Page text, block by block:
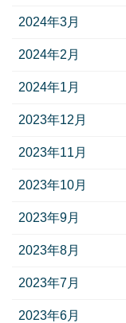
2024年3月
2024年2月
2024年1月
2023年12月
2023年11月
2023年10月
2023年9月
2023年8月
2023年7月
2023年6月